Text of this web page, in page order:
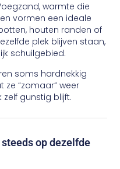
warmte die
vormen een ideale
houten randen of
plek blijven staan,
schuilgebied.
soms hardnekkig
ze “zomaar” weer
gunstig blijft.
op dezelfde